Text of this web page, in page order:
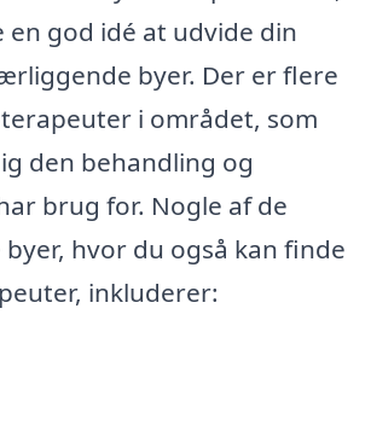
god idé at udvide din
byer. Der er flere
i området, som
den behandling og
brug for. Nogle af de
hvor du også kan finde
inkluderer: